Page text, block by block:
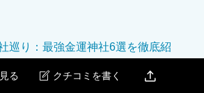
さい 
巡り：最強金運神社6選を徹底紹
る  クチコミを書く 